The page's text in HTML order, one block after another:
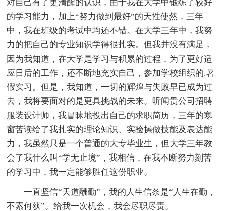
对自己有了更清醒的认识，由于我在大学中锻练了较好
的学习能力，加上“努力做到最好”的天性使然，三年
中，我在班级的考试中均还不错。在大学三年中，我努
力的把自己的专业知识学得很扎实。但我并没有满足，
因为我知道，在大学是学习与积累的过程，为了更好适
应日后的工作，还不断地充实自己，参加学校组织的.暑
假实习。但是，我知道，一切的辉煌与失败早已成为过
去，我将要面对的是更具挑战的未来。听闻贵公司招聘
服装设计师，我冒昧地投出自己的求职简历，三年的寒
窗苦读给了我扎实的理论知识、实验操做技能及表达能
力，我虽然只是一个普通的大专毕业生，但大学三年教
会了我什么叫“学无止境”，我相信，在我不断努力刻苦
的学习中，我一定能够胜任这份职业。
一直坚信“天道酬勤”，我的人生信条是“人生在勤，
不索何获”。给我一次机会，我会尽职尽责。